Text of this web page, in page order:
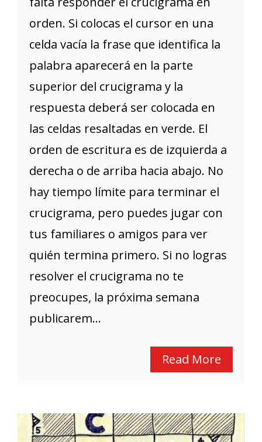
orden. Si colocas el cursor en una
celda vacía la frase que identifica la
palabra aparecerá en la parte
superior del crucigrama y la
respuesta deberá ser colocada en
las celdas resaltadas en verde. El
orden de escritura es de izquierda a
derecha o de arriba hacia abajo. No
hay tiempo límite para terminar el
crucigrama, pero puedes jugar con
tus familiares o amigos para ver
quién termina primero. Si no logras
resolver el crucigrama no te
preocupes, la próxima semana
publicarem...
Read More